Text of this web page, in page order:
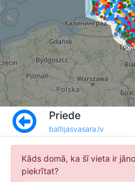
Priede
baltijasvasara.lv
Kāds domā, ka šī vieta ir
piekrītat?